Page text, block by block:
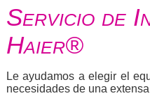
Servicio de
Haier®
Le ayudamos a elegir el
necesidades de una